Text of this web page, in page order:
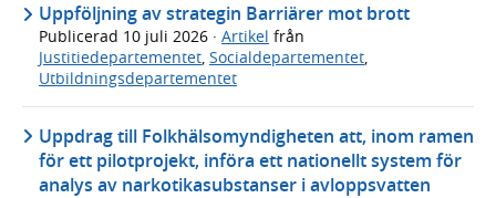
Uppföljning av strategin Barriärer mot brott
Publicerad 10 juli 2026 · Artikel från
Justitiedepartementet, Socialdepartementet,
Utbildningsdepartementet
Uppdrag till Folkhälsomyndigheten att, inom ramen
för ett pilotprojekt, införa ett nationellt system för
analys av narkotikasubstanser i avloppsvatten